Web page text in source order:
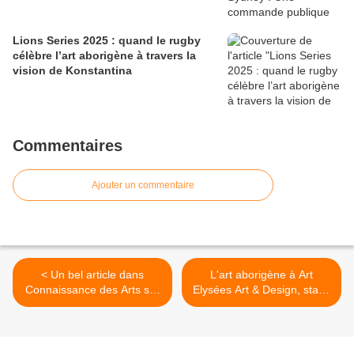
Lions Series 2025 : quand le rugby
célèbre l’art aborigène à travers la
vision de Konstantina
Commentaires
Ajouter un commentaire
< Un bel article dans
Connaissance des Arts sur
l'exposition d'art aborigène
L'art aborigène à Art
Elysées Art & Design, stand
123 A, 17-21 octobre 2019